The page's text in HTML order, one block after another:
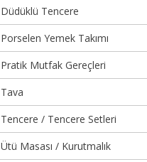
Düdüklü Tencere
Porselen Yemek Takımı
Pratik Mutfak Gereçleri
Tava
Tencere / Tencere Setleri
Ütü Masası / Kurutmalık